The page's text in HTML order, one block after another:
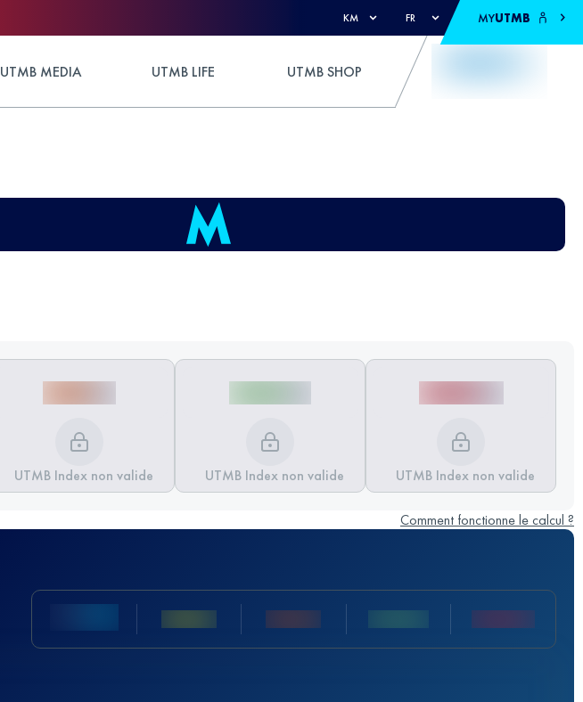
KM FR MYUTMB
UTMB MEDIA UTMB LIFE UTMB SHOP
UTMB Index non valide UTMB Index non valide UTMB Index non valide
Comment fonctionne le calcul ?